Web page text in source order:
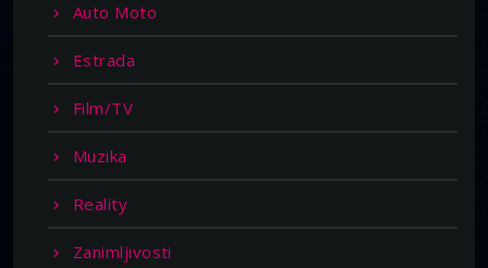
Auto Moto
Estrada
Film/TV
Muzika
Reality
Zanimljivosti